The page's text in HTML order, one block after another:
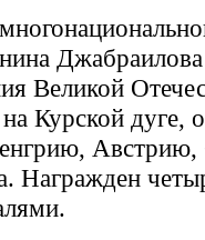
Великой
Курской дуге,
Австрию,
Награжден